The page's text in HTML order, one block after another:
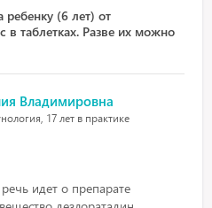
ребенку (6 лет) от
в таблетках. Разве их можно
Владимировна
17 лет в практике
идет о препарате